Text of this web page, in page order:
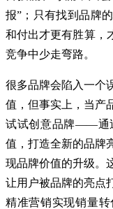
报”；只有找到品牌
和付出才更有胜算，
竞争中少走弯路。
很多品牌会陷入一个
值，但事实上，当产
试试创意品牌——通
值，打造全新的品牌
现品牌价值的升级。
让用户被品牌的亮点
精准营销实现销量